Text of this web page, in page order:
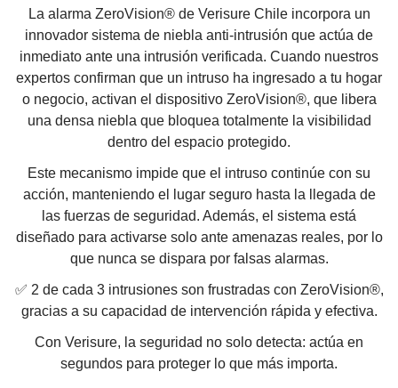
La alarma ZeroVision® de Verisure Chile incorpora un
innovador sistema de niebla anti-intrusión que actúa de
inmediato ante una intrusión verificada. Cuando nuestros
expertos confirman que un intruso ha ingresado a tu hogar
o negocio, activan el dispositivo ZeroVision®, que libera
una densa niebla que bloquea totalmente la visibilidad
dentro del espacio protegido.
Este mecanismo impide que el intruso continúe con su
acción, manteniendo el lugar seguro hasta la llegada de
las fuerzas de seguridad. Además, el sistema está
diseñado para activarse solo ante amenazas reales, por lo
que nunca se dispara por falsas alarmas.
✅ 2 de cada 3 intrusiones son frustradas con ZeroVision®,
gracias a su capacidad de intervención rápida y efectiva.
Con Verisure, la seguridad no solo detecta: actúa en
segundos para proteger lo que más importa.